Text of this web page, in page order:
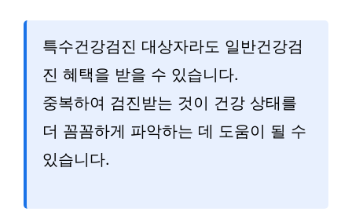
특수건강검진 대상자라도 일반건강검
진 혜택을 받을 수 있습니다.
중복하여 검진받는 것이 건강 상태를
더 꼼꼼하게 파악하는 데 도움이 될 수
있습니다.